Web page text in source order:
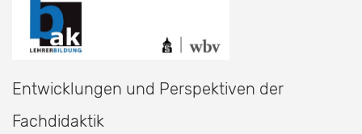
Entwicklungen und Perspektiven der
Fachdidaktik